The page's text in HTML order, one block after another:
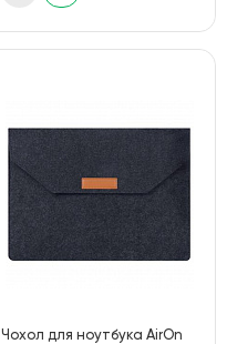
Чохол для ноутбука AirOn